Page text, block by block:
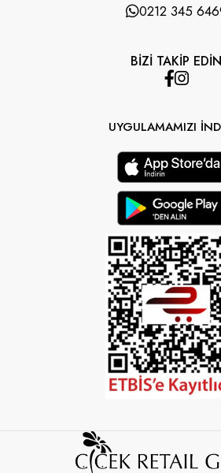
0212 345
BİZİ TAKİP EDİN
UYGULAMAMIZI